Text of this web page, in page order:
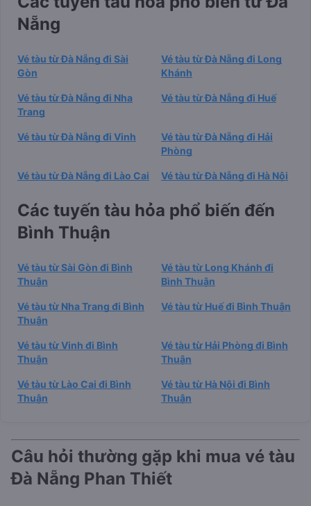
Nẵng
Vé tàu từ Đà Nẵng đi Sài
Gòn
Vé tàu từ Đà Nẵng đi Long
Khánh
Vé tàu từ Đà Nẵng đi Nha
Trang
Vé tàu từ Đà Nẵng đi Huế
Vé tàu từ Đà Nẵng đi Vinh
Vé tàu từ Đà Nẵng đi Hải
Phòng
Vé tàu từ Đà Nẵng đi Lào Cai Vé tàu từ Đà Nẵng đi Hà Nội
Các tuyến tàu hỏa phổ biến đến
Bình Thuận
Vé tàu từ Sài Gòn đi Bình
Thuận
Vé tàu từ Long Khánh đi
Bình Thuận
Vé tàu từ Nha Trang đi Bình
Thuận
Vé tàu từ Huế đi Bình Thuận
Vé tàu từ Vinh đi Bình
Thuận
Vé tàu từ Hải Phòng đi Bình
Thuận
Vé tàu từ Lào Cai đi Bình
Thuận
Vé tàu từ Hà Nội đi Bình
Thuận
Câu hỏi thường gặp khi mua vé tàu
Đà Nẵng Phan Thiết